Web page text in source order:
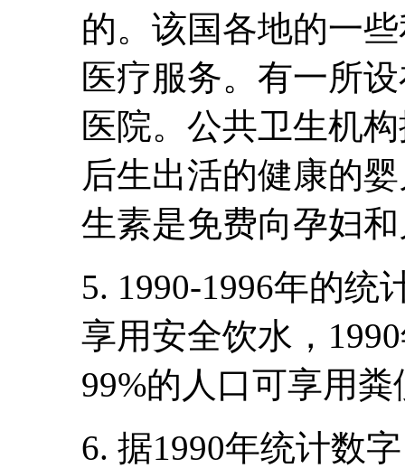
的。该国各地的一
医疗服务。有一所
医院。公共卫生机
后生出活的健康的
生素是免费向孕妇
5. 1990-1996年的统
享用安全饮水，
99%的人口可享用
6. 据1990年统计数